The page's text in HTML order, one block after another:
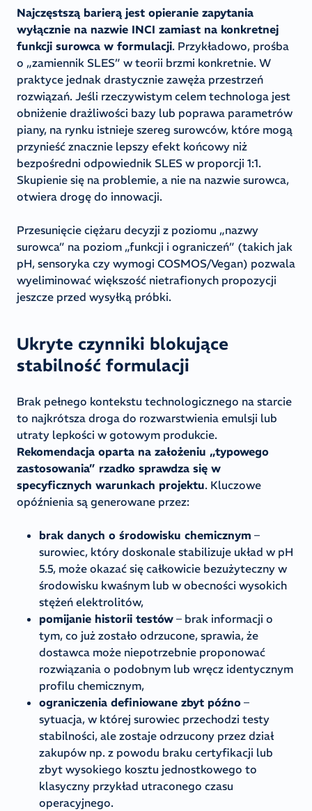
Najczęstszą barierą jest opieranie zapytania
wyłącznie na nazwie INCI zamiast na konkretnej
funkcji surowca w formulacji. Przykładowo, prośba
o „zamiennik SLES” w teorii brzmi konkretnie. W
praktyce jednak drastycznie zawęża przestrzeń
rozwiązań. Jeśli rzeczywistym celem technologa jest
obniżenie drażliwości bazy lub poprawa parametrów
piany, na rynku istnieje szereg surowców, które mogą
przynieść znacznie lepszy efekt końcowy niż
bezpośredni odpowiednik SLES w proporcji 1:1.
Skupienie się na problemie, a nie na nazwie surowca,
otwiera drogę do innowacji.
Przesunięcie ciężaru decyzji z poziomu „nazwy
surowca” na poziom „funkcji i ograniczeń” (takich jak
pH, sensoryka czy wymogi COSMOS/Vegan) pozwala
wyeliminować większość nietrafionych propozycji
jeszcze przed wysyłką próbki.
Ukryte czynniki blokujące
stabilność formulacji
Brak pełnego kontekstu technologicznego na starcie
to najkrótsza droga do rozwarstwienia emulsji lub
utraty lepkości w gotowym produkcie.
Rekomendacja oparta na założeniu „typowego
zastosowania” rzadko sprawdza się w
specyficznych warunkach projektu. Kluczowe
opóźnienia są generowane przez:
brak danych o środowisku chemicznym –
surowiec, który doskonale stabilizuje układ w pH
5.5, może okazać się całkowicie bezużyteczny w
środowisku kwaśnym lub w obecności wysokich
stężeń elektrolitów,
pomijanie historii testów – brak informacji o
tym, co już zostało odrzucone, sprawia, że
dostawca może niepotrzebnie proponować
rozwiązania o podobnym lub wręcz identycznym
profilu chemicznym,
ograniczenia definiowane zbyt późno –
sytuacja, w której surowiec przechodzi testy
stabilności, ale zostaje odrzucony przez dział
zakupów np. z powodu braku certyfikacji lub
zbyt wysokiego kosztu jednostkowego to
klasyczny przykład utraconego czasu
operacyjnego.